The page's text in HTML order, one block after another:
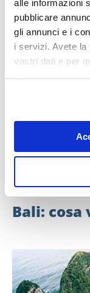
alle informazioni
pubblicare
gli annunci e i
i servizi. Avete
vostri dati e per
modificare o
momento dalla
sull'icona di
geografica,
metro,
(impronte
Approfondisci
e imposta le tue
Bali: